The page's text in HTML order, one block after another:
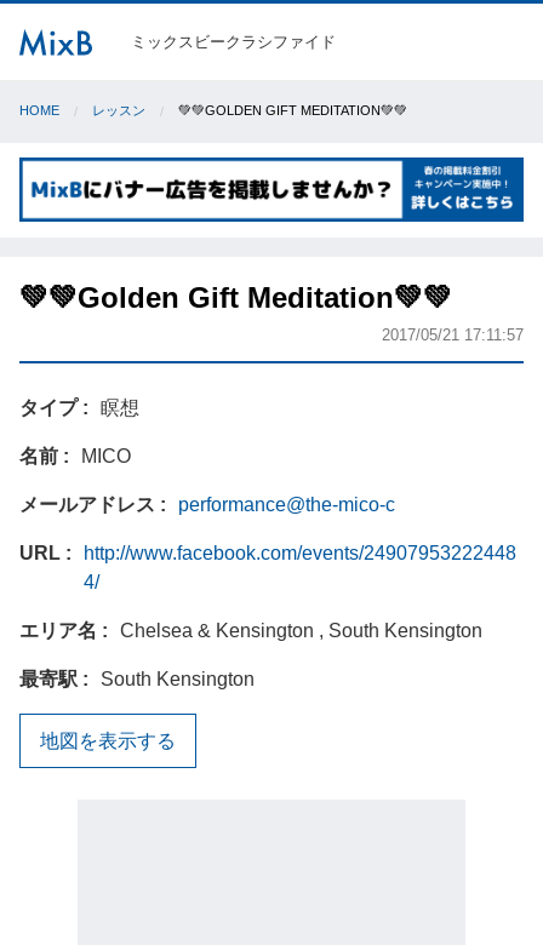
ミックスビークラシファイド
HOME レッスン 💚💚GOLDEN GIFT MEDITATION💚💚
💚💚Golden Gift Meditation💚💚
2017/05/21 17:11:57
タイプ 瞑想
名前 MICO
メールアドレス performance@the-mico-c
URL
http://www.facebook.com/events/24907953222448
4/
エリア名 Chelsea & Kensington , South Kensington
最寄駅 South Kensington
地図を表示する